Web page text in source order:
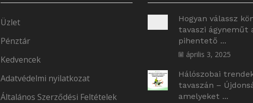
Üzlet
Pénztár
Kedvencek
Adatvédelmi nyilatkozat
Általános Szerződési Feltételek
Hogyan válassz
tavaszi ágyneműt
pihentető ...
április 3, 2025
Hálószobai
tavaszán –
amelyeket ...